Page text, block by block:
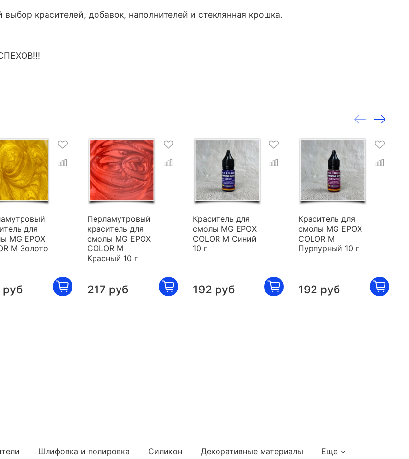
красителей, добавок, наполнителей и стеклянная крошка.
для
MG EPOX
M Золото
руб
Перламутровый
краситель для
смолы MG EPOX
COLOR M
Красный 10 г
217 руб
Краситель для
смолы MG EPOX
COLOR M Синий
10 г
192 руб
Краситель для
смолы MG EPOX
COLOR M
Пурпурный 10 г
192 руб
Шлифовка и полировка Силикон Декоративные материалы Еще